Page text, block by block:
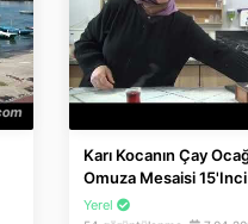
Karı Kocanın Çay
Omuza Mesaisi 15'inci
Yerel